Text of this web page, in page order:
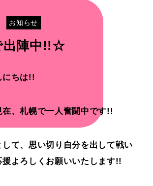
お知らせ
陣中!!☆
にちは!!
、札幌で一人奮闘中です!!
て、思い切り自分を出して戦い
援よろしくお願いいた します!!